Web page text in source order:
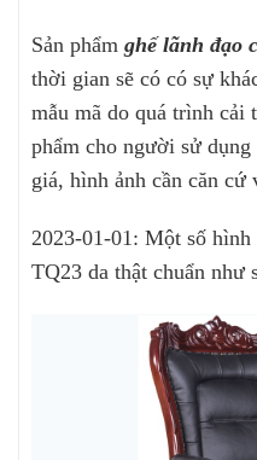
Sản phẩm ghế lãnh đạo
thời gian sẽ có có sự
mẫu mã do quá trình cải
phẩm cho người sử
giá, hình ảnh cần căn cứ
2023-01-01: Một số hình
TQ23 da thật chuẩn như